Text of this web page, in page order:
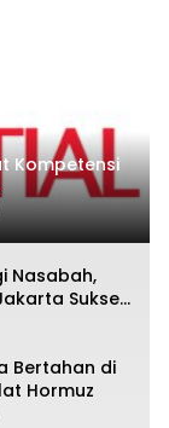
Kompetensi
Nasabah,
Sukses
2026
Bertahan di
Hormuz